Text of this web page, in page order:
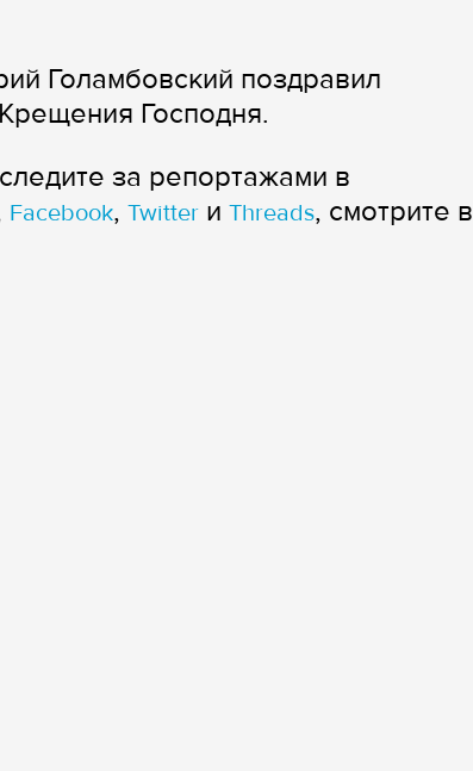
Голамбовский поздравил
Господня.
за репортажами в
Facebook, Twitter и Threads, смотрите в